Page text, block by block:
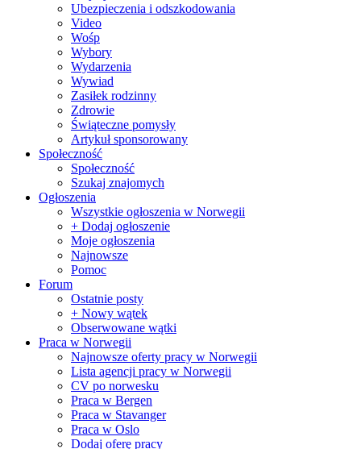
Ubezpieczenia i odszkodowania
Video
Wośp
Wybory
Wydarzenia
Wywiad
Zasiłek rodzinny
Zdrowie
Świąteczne pomysły
Artykuł sponsorowany
Społeczność
Społeczność
Szukaj znajomych
Ogłoszenia
Wszystkie ogłoszenia w Norwegii
+ Dodaj ogłoszenie
Moje ogłoszenia
Najnowsze
Pomoc
Forum
Ostatnie posty
+ Nowy wątek
Obserwowane wątki
Praca w Norwegii
Najnowsze oferty pracy w Norwegii
Lista agencji pracy w Norwegii
CV po norwesku
Praca w Bergen
Praca w Stavanger
Praca w Oslo
Dodaj oferę pracy